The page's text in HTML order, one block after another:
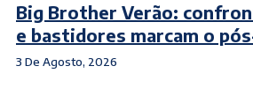
Big Brother Verão:
e bastidores marcam o
3 De Agosto, 2026